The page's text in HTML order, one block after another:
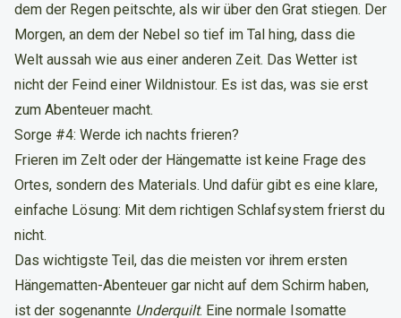
dem der Regen peitschte, als wir über den Grat stiegen. Der
Morgen, an dem der Nebel so tief im Tal hing, dass die
Welt aussah wie aus einer anderen Zeit. Das Wetter ist
nicht der Feind einer Wildnistour. Es ist das, was sie erst
zum Abenteuer macht.
Sorge #4: Werde ich nachts frieren?
Frieren im Zelt oder der Hängematte ist keine Frage des
Ortes, sondern des Materials. Und dafür gibt es eine klare,
einfache Lösung: Mit dem richtigen Schlafsystem frierst du
nicht.
Das wichtigste Teil, das die meisten vor ihrem ersten
Hängematten-Abenteuer gar nicht auf dem Schirm haben,
ist der sogenannte Underquilt. Eine normale Isomatte